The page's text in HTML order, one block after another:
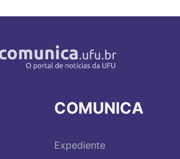
COMUNICA
Expediente